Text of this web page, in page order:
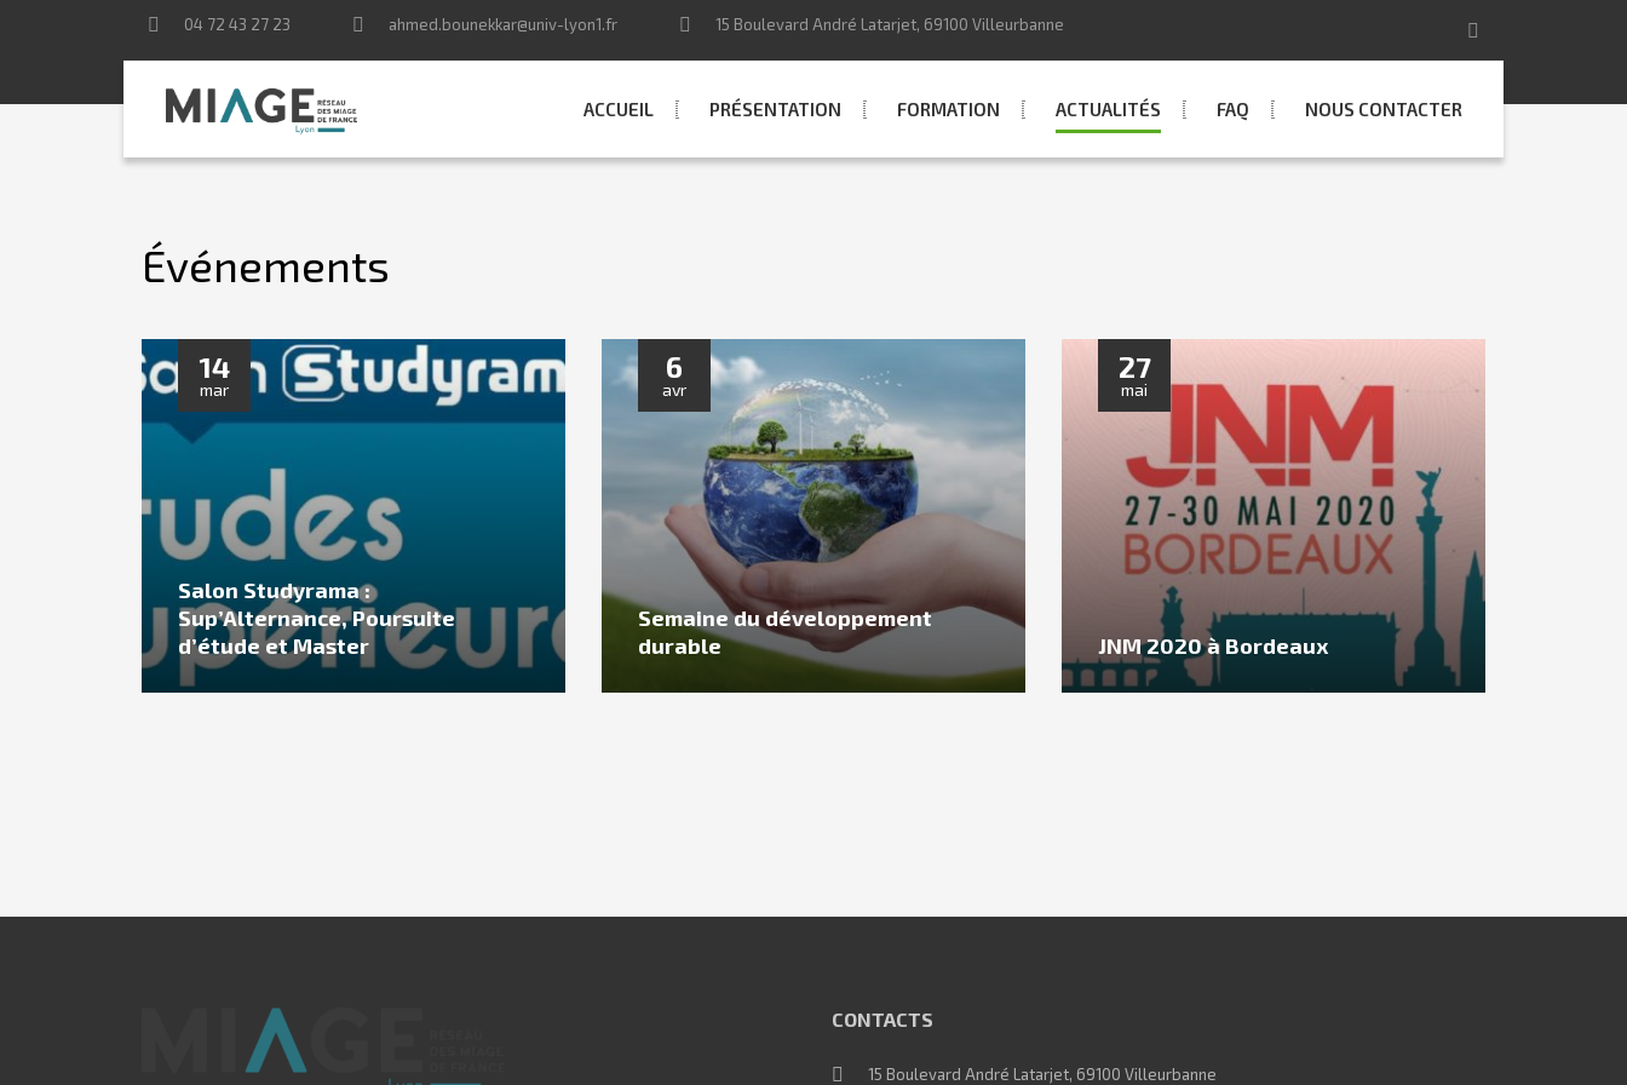
04 72 43 27 23 ahmed.bounekkar@univ-lyon1.fr 15 Boulevard André Latarjet, 69100 Villeurbanne
ACCUEIL PRÉSENTATION FORMATION ACTUALITÉS FAQ NOUS CONTACTER
Événements
14
mar
Salon Studyrama :
Sup’Alternance, Poursuite
d’étude et Master
6
avr
Semaine du développement
durable
27
mai
JNM 2020 à Bordeaux
CONTACTS
15 Boulevard André Latarjet, 69100 Villeurbanne